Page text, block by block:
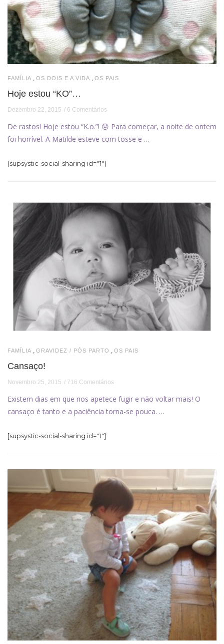
FAMÍLIA OS DOIS E A VIDA OS PAIS
Hoje estou “KO”…
Dezembro 22, 2015 6 Comentários
De rastos! Hoje estou “K.o.”! 😞 Para começar, a noite de ontem
foi horrível. A Matilde esteve com tosse e …
[supsystic-social-sharing id="1"]
FAMÍLIA GRAVIDEZ / PÓS PARTO OS PAIS
Cansaço!
Novembro 25, 2015 716 Comentários
Existem dias em que nos apetece fugir e não voltar mais! O
cansaço é tanto e a paciência torna-se pouca. …
[supsystic-social-sharing id="1"]